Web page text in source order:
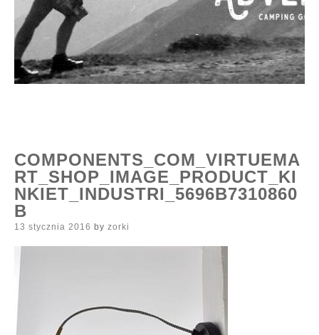
COMPONENTS_COM_VIRTUEMA
RT_SHOP_IMAGE_PRODUCT_KI
NKIET_INDUSTRI_5696B7310860
B
Posted
13 stycznia 2016 by zorki